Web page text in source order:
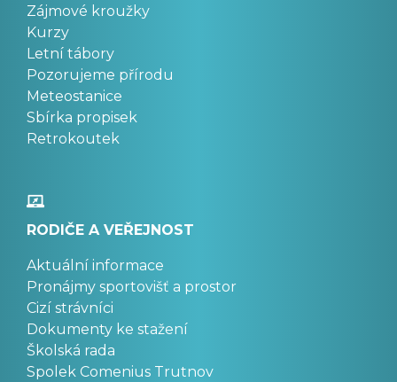
Zájmové kroužky
Kurzy
Letní tábory
Pozorujeme přírodu
Meteostanice
Sbírka propisek
Retrokoutek
RODIČE A VEŘEJNOST
Aktuální informace
Pronájmy sportovišť a prostor
Cizí strávníci
Dokumenty ke stažení
Školská rada
Spolek Comenius Trutnov